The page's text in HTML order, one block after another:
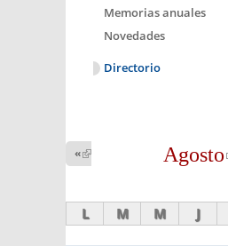
Memorias anuales
Novedades
Directorio
Agosto
«
external)
L M M J